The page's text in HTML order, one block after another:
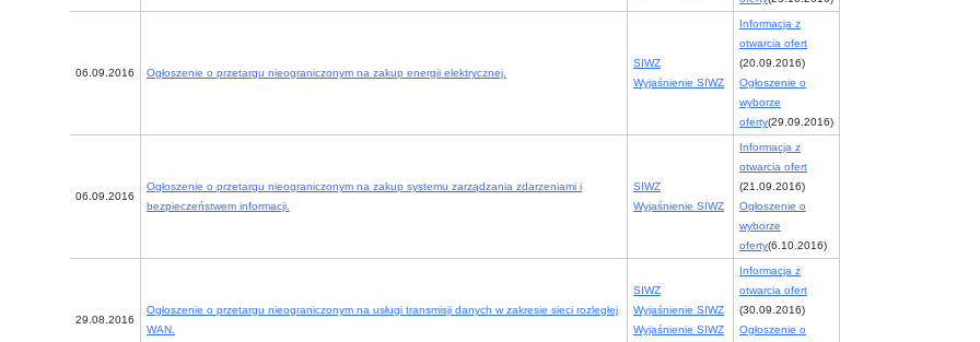
06.09.2016 Ogłoszenie o przetargu nieograniczonym na zakup energii elektrycznej.
SIWZ
Wyjaśnienie SIWZ
Informacja z
otwarcia ofert
(20.09.2016)
Ogłoszenie o
wyborze
oferty(29.09.2016)
06.09.2016
Ogłoszenie o przetargu nieograniczonym na zakup systemu zarządzania zdarzeniami i
bezpieczeństwem informacji.
SIWZ
Wyjaśnienie SIWZ
Informacja z
otwarcia ofert
(21.09.2016)
Ogłoszenie o
wyborze
oferty(6.10.2016)
29.08.2016
Ogłoszenie o przetargu nieograniczonym na usługi transmisji danych w zakresie sieci rozległej
WAN.
SIWZ
Wyjaśnienie SIWZ
Wyjaśnienie SIWZ
Informacja z
otwarcia ofert
(30.09.2016)
Ogłoszenie o